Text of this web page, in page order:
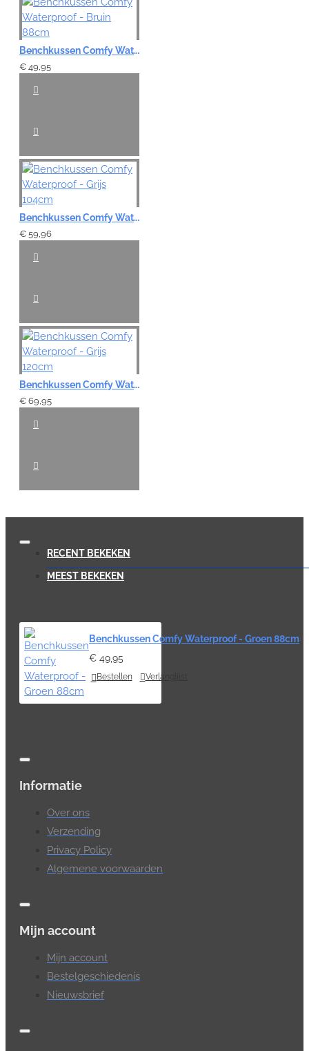
Benchkussen Comfy Waterproof - Bruin 88cm
€ 49,95
Benchkussen Comfy Waterproof - Grijs 104cm
€ 59,96
Benchkussen Comfy Waterproof - Grijs 120cm
€ 69,95
RECENT BEKEKEN
MEEST BEKEKEN
Benchkussen Comfy Waterproof - Groen 88cm
€ 49,95
Bestellen Verlanglijst
Informatie
Over ons
Verzending
Privacy Policy
Algemene voorwaarden
Mijn account
Mijn account
Bestelgeschiedenis
Nieuwsbrief